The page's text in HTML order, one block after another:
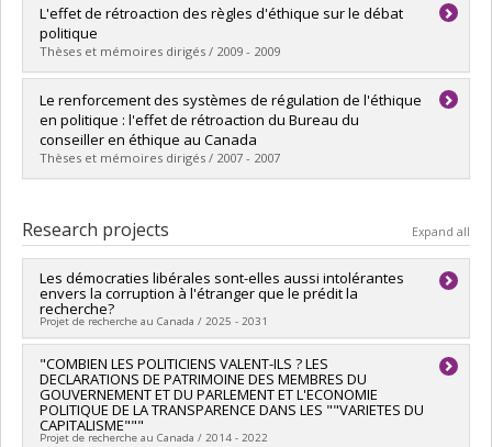
Graduate :Arsenault, Gabriel
Cycle :Master's
Grade :M. Sc.
Lien vers le document dans Papyrus
L'effet de rétroaction des règles d'éthique sur le débat
politique
Thèses et mémoires dirigés / 2009 - 2009
Graduate :Bordeleau, Christian
Cycle :Master's
Grade :M. Sc.
Lien vers le document dans Papyrus
Le renforcement des systèmes de régulation de l'éthique
en politique : l'effet de rétroaction du Bureau du
conseiller en éthique au Canada
Thèses et mémoires dirigés / 2007 - 2007
Cycle :Master's
Grade :M. Sc.
Lien vers le document dans Papyrus
Research projects Expand all
Les démocraties libérales sont-elles aussi intolérantes
envers la corruption à l'étranger que le prédit la
recherche?
Projet de recherche au Canada / 2025 - 2031
Lead researcher : Denis Saint-Martin
Funding sources:CRSH/Conseil de recherches en sciences
humaines du Canada
Grant programs:
"COMBIEN LES POLITICIENS VALENT-ILS ? LES
DECLARATIONS DE PATRIMOINE DES MEMBRES DU
GOUVERNEMENT ET DU PARLEMENT ET L'ECONOMIE
POLITIQUE DE LA TRANSPARENCE DANS LES ""VARIETES DU
CAPITALISME"""
Projet de recherche au Canada / 2014 - 2022